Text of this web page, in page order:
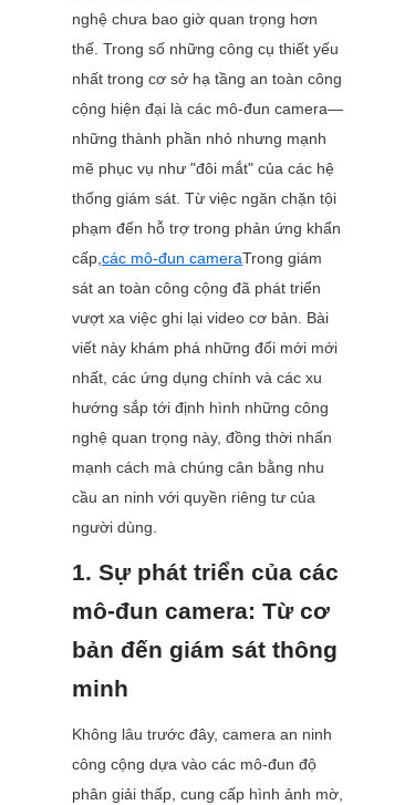
nghệ chưa bao giờ quan trọng hơn
thế. Trong số những công cụ thiết yếu
nhất trong cơ sở hạ tầng an toàn công
cộng hiện đại là các mô-đun camera—
những thành phần nhỏ nhưng mạnh
mẽ phục vụ như "đôi mắt" của các hệ
thống giám sát. Từ việc ngăn chặn tội
phạm đến hỗ trợ trong phản ứng khẩn
cấp,các mô-đun cameraTrong giám
sát an toàn công cộng đã phát triển
vượt xa việc ghi lại video cơ bản. Bài
viết này khám phá những đổi mới mới
nhất, các ứng dụng chính và các xu
hướng sắp tới định hình những công
nghệ quan trọng này, đồng thời nhấn
mạnh cách mà chúng cân bằng nhu
cầu an ninh với quyền riêng tư của
người dùng.
1. Sự phát triển của các
mô-đun camera: Từ cơ
bản đến giám sát thông
minh
Không lâu trước đây, camera an ninh
công cộng dựa vào các mô-đun độ
phân giải thấp, cung cấp hình ảnh mờ,